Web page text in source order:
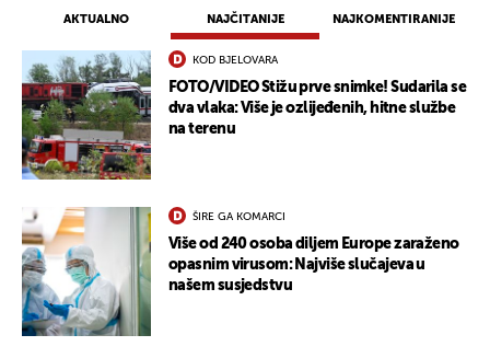
AKTUALNO NAJČITANIJE NAJKOMENTIRANIJE
KOD BJELOVARA
FOTO/VIDEO Stižu prve snimke! Sudarila se
dva vlaka: Više je ozlijeđenih, hitne službe
na terenu
ŠIRE GA KOMARCI
Više od 240 osoba diljem Europe zaraženo
opasnim virusom: Najviše slučajeva u
našem susjedstvu